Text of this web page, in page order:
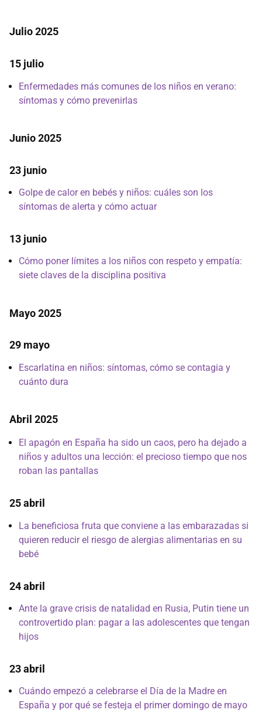
Julio 2025
15 julio
Enfermedades más comunes de los niños en verano:
síntomas y cómo prevenirlas
Junio 2025
23 junio
Golpe de calor en bebés y niños: cuáles son los
síntomas de alerta y cómo actuar
13 junio
Cómo poner límites a los niños con respeto y empatía:
siete claves de la disciplina positiva
Mayo 2025
29 mayo
Escarlatina en niños: síntomas, cómo se contagia y
cuánto dura
Abril 2025
El apagón en España ha sido un caos, pero ha dejado a
niños y adultos una lección: el precioso tiempo que nos
roban las pantallas
25 abril
La beneficiosa fruta que conviene a las embarazadas si
quieren reducir el riesgo de alergias alimentarias en su
bebé
24 abril
Ante la grave crisis de natalidad en Rusia, Putin tiene un
controvertido plan: pagar a las adolescentes que tengan
hijos
23 abril
Cuándo empezó a celebrarse el Día de la Madre en
España y por qué se festeja el primer domingo de mayo